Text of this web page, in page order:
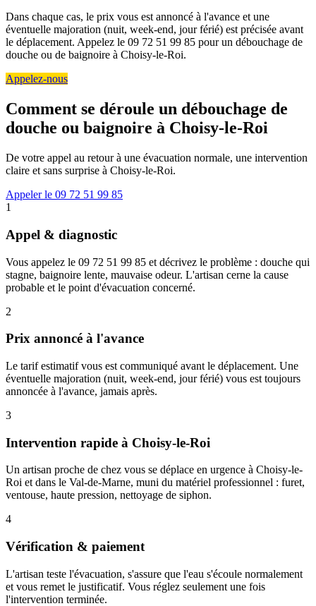
Dans chaque cas, le prix vous est annoncé à l'avance et une
éventuelle majoration (nuit, week-end, jour férié) est précisée avant
le déplacement. Appelez le 09 72 51 99 85 pour un débouchage de
douche ou de baignoire à Choisy-le-Roi.
Appelez-nous
Comment se déroule un débouchage de
douche ou baignoire à Choisy-le-Roi
De votre appel au retour à une évacuation normale, une intervention
claire et sans surprise à Choisy-le-Roi.
Appeler le 09 72 51 99 85
1
Appel & diagnostic
Vous appelez le 09 72 51 99 85 et décrivez le problème : douche qui
stagne, baignoire lente, mauvaise odeur. L'artisan cerne la cause
probable et le point d'évacuation concerné.
2
Prix annoncé à l'avance
Le tarif estimatif vous est communiqué avant le déplacement. Une
éventuelle majoration (nuit, week-end, jour férié) vous est toujours
annoncée à l'avance, jamais après.
3
Intervention rapide à Choisy-le-Roi
Un artisan proche de chez vous se déplace en urgence à Choisy-le-
Roi et dans le Val-de-Marne, muni du matériel professionnel : furet,
ventouse, haute pression, nettoyage de siphon.
4
Vérification & paiement
L'artisan teste l'évacuation, s'assure que l'eau s'écoule normalement
et vous remet le justificatif. Vous réglez seulement une fois
l'intervention terminée.